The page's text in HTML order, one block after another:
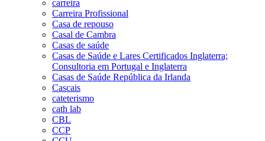
carreira
Carreira Profissional
Casa de repouso
Casal de Cambra
Casas de saúde
Casas de Saúde e Lares Certificados Inglaterra;
Consultoria em Portugal e Inglaterra
Casas de Saúde República da Irlanda
Cascais
cateterismo
cath lab
CBL
CCP